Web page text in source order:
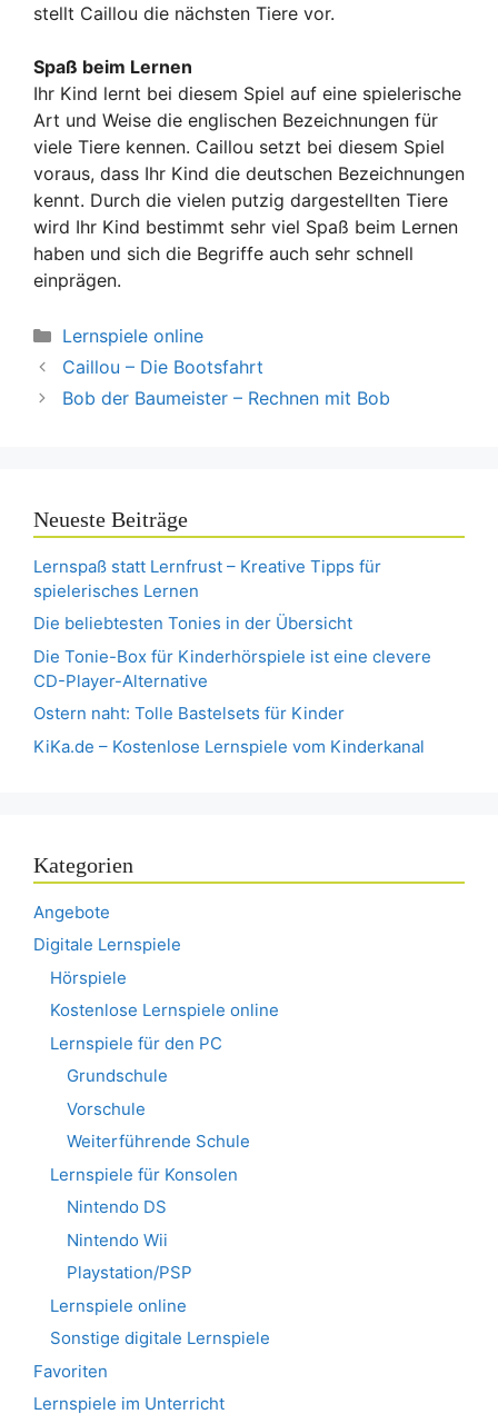
stellt Caillou die nächsten Tiere vor.
Spaß beim Lernen
Ihr Kind lernt bei diesem Spiel auf eine spielerische
Art und Weise die englischen Bezeichnungen für
viele Tiere kennen. Caillou setzt bei diesem Spiel
voraus, dass Ihr Kind die deutschen Bezeichnungen
kennt. Durch die vielen putzig dargestellten Tiere
wird Ihr Kind bestimmt sehr viel Spaß beim Lernen
haben und sich die Begriffe auch sehr schnell
einprägen.
Kategorien
Lernspiele online
Caillou – Die Bootsfahrt
Bob der Baumeister – Rechnen mit Bob
Neueste Beiträge
Lernspaß statt Lernfrust – Kreative Tipps für
spielerisches Lernen
Die beliebtesten Tonies in der Übersicht
Die Tonie-Box für Kinderhörspiele ist eine clevere
CD-Player-Alternative
Ostern naht: Tolle Bastelsets für Kinder
KiKa.de – Kostenlose Lernspiele vom Kinderkanal
Kategorien
Angebote
Digitale Lernspiele
Hörspiele
Kostenlose Lernspiele online
Lernspiele für den PC
Grundschule
Vorschule
Weiterführende Schule
Lernspiele für Konsolen
Nintendo DS
Nintendo Wii
Playstation/PSP
Lernspiele online
Sonstige digitale Lernspiele
Favoriten
Lernspiele im Unterricht